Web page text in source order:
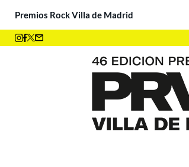
Premios Rock Villa de Madrid
¡Ya